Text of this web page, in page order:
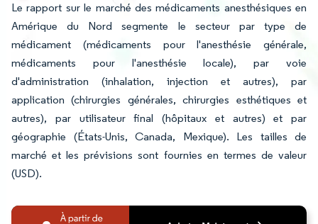
Le rapport sur le marché des médicaments anesthésiques en
Amérique du Nord segmente le secteur par type de
médicament (médicaments pour l'anesthésie générale,
médicaments pour l'anesthésie locale), par voie
d'administration (inhalation, injection et autres), par
application (chirurgies générales, chirurgies esthétiques et
autres), par utilisateur final (hôpitaux et autres) et par
géographie (États-Unis, Canada, Mexique). Les tailles de
marché et les prévisions sont fournies en termes de valeur
(USD).